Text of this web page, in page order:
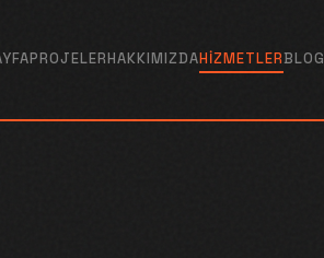
PROJELERHAKKIMIZDAHIZMETLERBLOG